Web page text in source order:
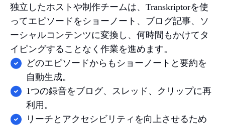
リエイター
独立したホストや制作チームは、Transkriptorを使
ってエピソードをショーノート、ブログ記事、ソ
ーシャルコンテンツに変換し、何時間もかけてタ
イピングすることなく作業を進めます。
どのエピソードからもショーノートと要約を
自動生成。
1つの録音をブログ、スレッド、クリップに再
利用。
リーチとアクセシビリティを向上させるため